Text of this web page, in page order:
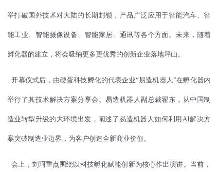
举打破国外技术对大陆的长期封锁，产品广泛应用于智能汽车、智
能工业、智能摄像设备、智能家居、通讯等各个方面。未来，随着
孵化器的建立，将会吸纳更多更优秀的创新企业落地坪山。
开幕仪式后，由硬蛋科技孵化的代表企业“易造机器人”在孵化器内
举行了其技术解决方案分享会。易造机器人副总裁翟东，从中国制
造业转型升级的大环境出发，阐述了易造机器人如何利用AI解决方
案突破制造业边界，为客户创造全新商业价值。
会上，刘珂重点围绕以科技孵化赋能创新为核心作出演讲。当前，